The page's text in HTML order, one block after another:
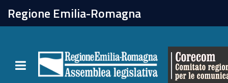
Regione Emilia-Romagna
Toggle navigation
chiudi
Le attività